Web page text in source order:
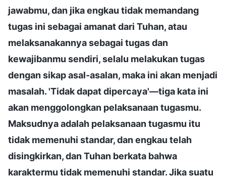
jawabmu, dan jika engkau tidak memandang
tugas ini sebagai amanat dari Tuhan, atau
melaksanakannya sebagai tugas dan
kewajibanmu sendiri, selalu melakukan tugas
dengan sikap asal-asalan, maka ini akan menjadi
masalah. 'Tidak dapat dipercaya'—tiga kata ini
akan menggolongkan pelaksanaan tugasmu.
Maksudnya adalah pelaksanaan tugasmu itu
tidak memenuhi standar, dan engkau telah
disingkirkan, dan Tuhan berkata bahwa
karaktermu tidak memenuhi standar. Jika suatu